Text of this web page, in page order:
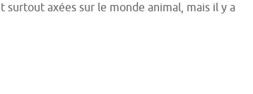
axées sur le monde animal, mais il y a